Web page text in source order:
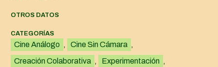
OTROS DATOS
CATEGORÍAS
Cine Análogo , Cine Sin Cámara ,
Creación Colaborativa , Experimentación ,